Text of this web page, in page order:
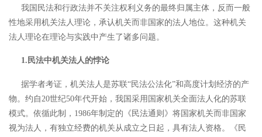
我国民法和行政法并不关注权利义务的最终归属主体，反而一般
性地采用机关法人理论，承认机关而非国家的法人地位。这种机关
法人理论在理论与实践中产生了诸多问题。
1.民法中机关法人的悖论
据学者考证，机关法人是苏联“民法公法化”和高度计划经济的产
物。约自20世纪50年代开始，我国采用国家机关全面法人化的苏联
模式。 依循此制，1986年制定的《民法通则》将国家机关而非国家
视为法人，有独立经费的机关从成立之日起，具有法人资格。《民